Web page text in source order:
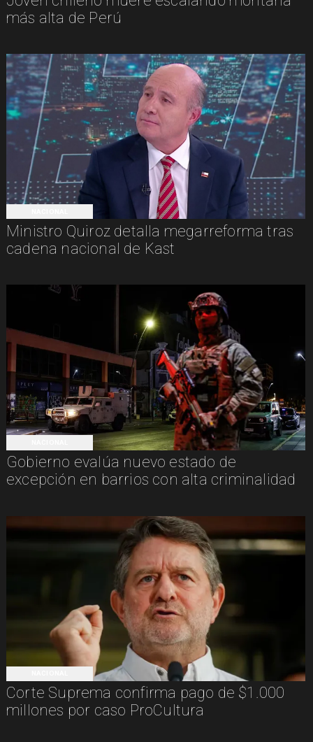
más alta de Perú
Ministro Quiroz detalla megarreforma tras
cadena nacional de Kast
Gobierno evalúa nuevo estado de
excepción en barrios con alta criminalidad
Corte Suprema confirma pago de $1.000
millones por caso ProCultura